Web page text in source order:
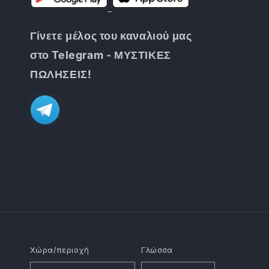
Γίνετε μέλος του καναλιού μας
στο Telegram - ΜΥΣΤΙΚΕΣ
ΠΩΛΗΣΕΙΣ!
Χώρα/περιοχή Γλώσσα